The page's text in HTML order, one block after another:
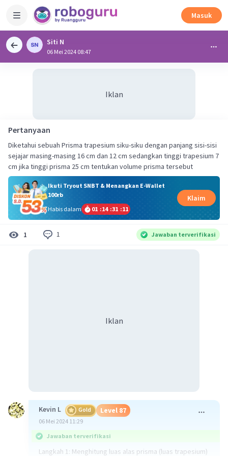
Masuk
Siti N
06 Mei 2024 08:47
Iklan
Pertanyaan
Diketahui sebuah Prisma trapesium siku-siku dengan panjang sisi-sisi
sejajar masing-masing 16 cm dan 12 cm sedangkan tinggi trapesium 7
cm jika tinggi prisma 25 cm tentukan volume prisma tersebut
Ikuti Tryout SNBT & Menangkan E-Wallet
100rb
Habis dalam
01 :14 :31 :11
Klaim
1 1 Jawaban terverifikasi
Iklan
Kevin L Gold Level 87
06 Mei 2024 11:29
Jawaban terverifikasi
Langkah 1: Menghitung luas alas prisma (luas trapesium)